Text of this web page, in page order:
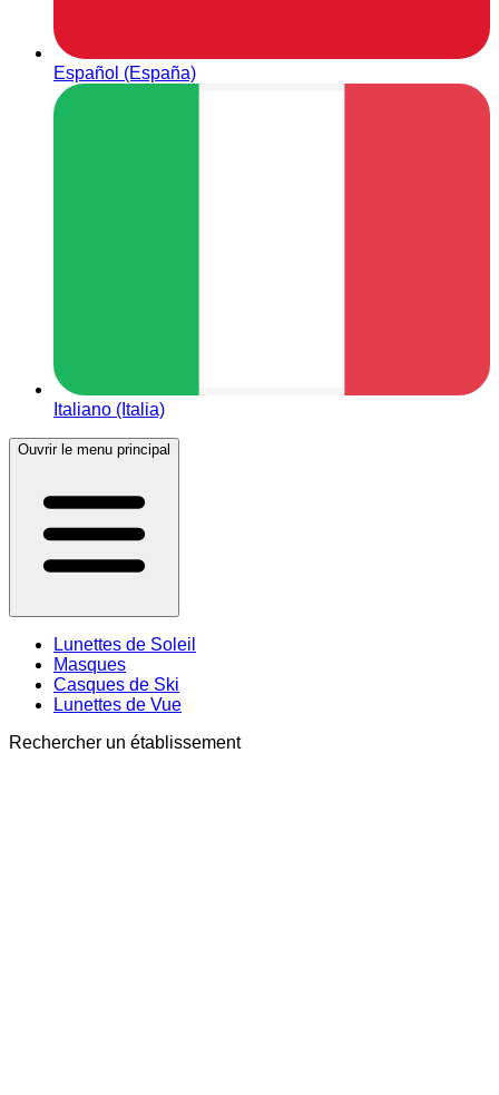
Español (España)
Italiano (Italia)
Ouvrir le menu principal
Lunettes de Soleil
Masques
Casques de Ski
Lunettes de Vue
Rechercher un établissement